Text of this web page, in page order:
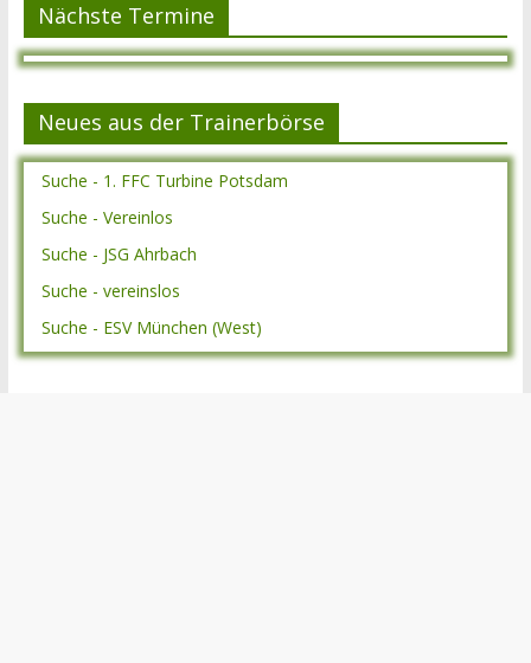
Nächste Termine
Neues aus der Trainerbörse
Suche - 1. FFC Turbine Potsdam
Suche - Vereinlos
Suche - JSG Ahrbach
Suche - vereinslos
Suche - ESV München (West)